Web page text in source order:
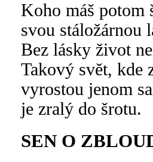
Koho máš potom
svou stáložárnou
Bez lásky život
Takový svět, kde
vyrostou jenom
je zralý do šrotu.
SEN O